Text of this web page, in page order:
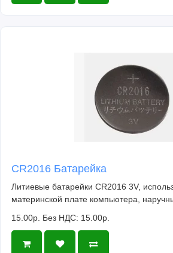
CR2016 Батарейка
Литиевые батарейки CR2016 3V,
материнской плате компьютера,
15.00р. Без НДС: 15.00р.